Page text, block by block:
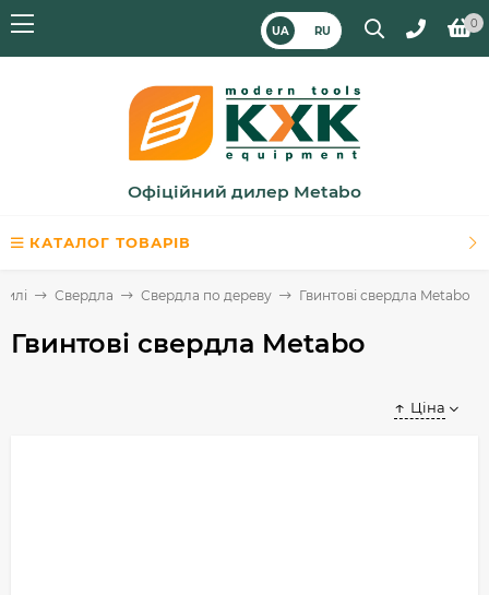
UA RU
0
Офіційний дилер Metabo
КАТАЛОГ ТОВАРІВ
Свердла Свердла по дереву Гвинтові свердла Metabo
Гвинтові свердла Metabo
Ціна